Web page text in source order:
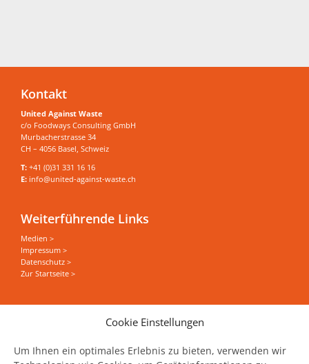
Cookie Einstellungen
Um Ihnen ein optimales Erlebnis zu bieten, verwenden wir
Kontakt
United Against Waste
c/o Foodways Consulting GmbH
Murbacherstrasse 34
CH – 4056 Basel, Schweiz
T: +41 (0)31 331 16 16
E: info@united-against-waste.ch
Weiterführende Links
Medien >
Impressum >
Datenschutz >
Zur Startseite >
Sie wollen alles zum Thema Food Save erfahren?
News, Events und Stories direkt in Ihrer Mailbox
haben?